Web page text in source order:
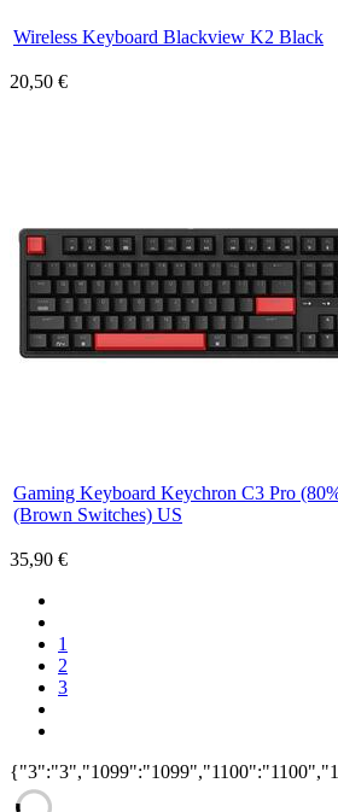
Wireless Keyboard Blackview K2 Black
20,50 €
Gaming Keyboard Keychron C3 Pro
(Brown Switches) US
35,90 €
1
2
3